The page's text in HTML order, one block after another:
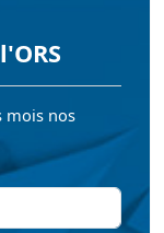
mois nos